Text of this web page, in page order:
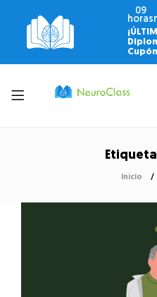
09
horas
Toggle
menu
Inicio